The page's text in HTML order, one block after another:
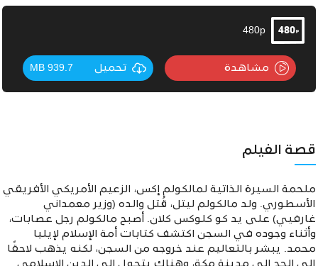
480p
مشاهدة تحميل 939.7 MB
قصة الفيلم
ملحمة السيرة الذاتية لمالكولم إكس، الزعيم الأمريكي الأفريقي
الأسطوري. ولد مالكولم ليتل، قُتل والده (وزير معمداني
غارفيي) على يد كو كلوكس كلان. أصبح مالكولم رجل عصابات،
وأثناء وجوده في السجن اكتشف كتابات أمة الإسلام لإيليا
محمد. يبشر بالتعاليم عند خروجه من السجن، لكنه يذهب لاحقًا